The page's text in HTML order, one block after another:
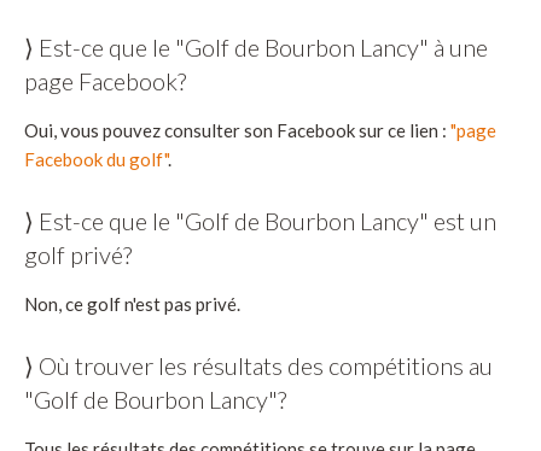
⟩ Est-ce que le "Golf de Bourbon Lancy" à une
page Facebook?
Oui, vous pouvez consulter son Facebook sur ce lien : "page
Facebook du golf".
⟩ Est-ce que le "Golf de Bourbon Lancy" est un
golf privé?
Non, ce golf n'est pas privé.
⟩ Où trouver les résultats des compétitions au
"Golf de Bourbon Lancy"?